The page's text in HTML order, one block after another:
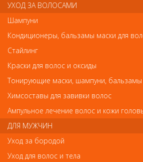
1247-7310 Wahl Ножевой блок
1247-7310 Wahl Ножевой
Арт.1247-7310
2 585
Нет в наличии
УХОД ЗА ВОЛОСАМИ
Шампуни
Кондиционеры, бальзамы маски для
Стайлинг
Краски для волос и оксиды
Тонирующие маски, шампуни, бальзамы
Химсоставы для завивки волос
Ампульное лечение волос и кожи
ДЛЯ МУЖЧИН
Уход за бородой
Уход для волос и тела